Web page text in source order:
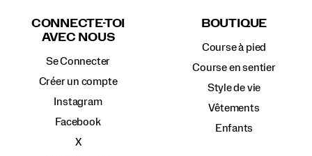
CONNECTE-TOI
AVEC NOUS
Se Connecter
Créer un compte
Instagram
Facebook
X
BOUTIQUE
Course à pied
Course en sentier
Style de vie
Vêtements
Enfants